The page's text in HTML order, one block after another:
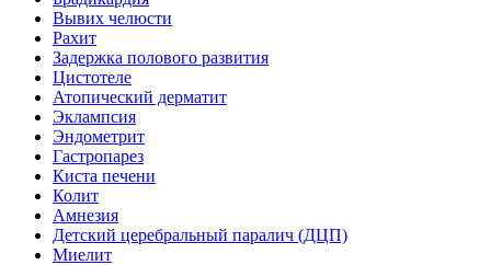
Вывих челюсти
Рахит
Задержка полового развития
Цистотеле
Атопический дерматит
Эклампсия
Эндометрит
Гастропарез
Киста печени
Колит
Амнезия
Детский церебральный паралич (ДЦП)
Миелит